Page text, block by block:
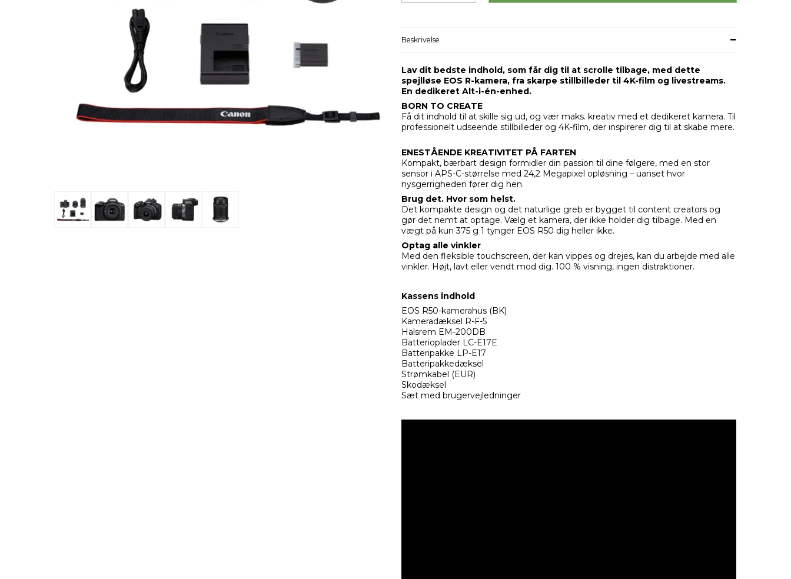
Beskrivelse
Lav dit bedste indhold, som får dig til at scrolle tilbage, med dette
spejlløse EOS R-kamera, fra skarpe stillbilleder til 4K-film og livestreams.
En dedikeret Alt-i-én-enhed.
BORN TO CREATE
Få dit indhold til at skille sig ud, og vær maks. kreativ med et dedikeret kamera. Til
professionelt udseende stillbilleder og 4K-film, der inspirerer dig til at skabe mere.
ENESTÅENDE KREATIVITET PÅ FARTEN
Kompakt, bærbart design formidler din passion til dine følgere, med en stor
sensor i APS-C-størrelse med 24,2 Megapixel opløsning – uanset hvor
nysgerrigheden fører dig hen.
Brug det. Hvor som helst.
Det kompakte design og det naturlige greb er bygget til content creators og
gør det nemt at optage. Vælg et kamera, der ikke holder dig tilbage. Med en
vægt på kun 375 g 1 tynger EOS R50 dig heller ikke.
Optag alle vinkler
Med den fleksible touchscreen, der kan vippes og drejes, kan du arbejde med alle
vinkler. Højt, lavt eller vendt mod dig. 100 % visning, ingen distraktioner.
Kassens indhold
EOS R50-kamerahus (BK)
Kameradæksel R-F-5
Halsrem EM-200DB
Batterioplader LC-E17E
Batteripakke LP-E17
Batteripakkedæksel
Strømkabel (EUR)
Skodæksel
Sæt med brugervejledninger